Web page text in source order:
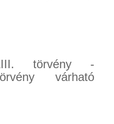
törvény -
várható